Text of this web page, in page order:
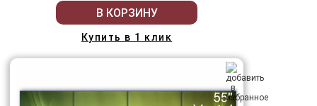
В КОРЗИНУ
Купить в 1 клик